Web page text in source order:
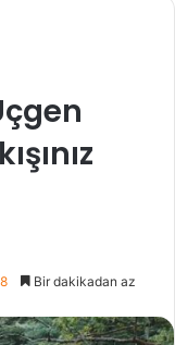
Bir dakikadan az